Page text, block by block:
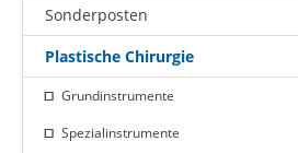
Sonderposten
Plastische Chirurgie
Grundinstrumente
Spezialinstrumente